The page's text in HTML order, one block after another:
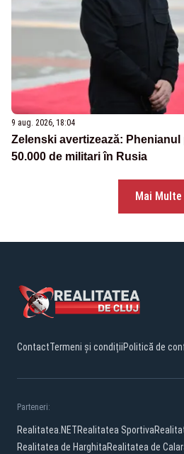
9 aug. 2026, 18:04
Zelenski avertizează:
50.000 de militari în Rusia
Mai Multe
ContactTermeni și condițiiPolitică de
Parteneri:
Realitatea.NETRealitatea Sportiva
Realitatea de HarghitaRealitatea de